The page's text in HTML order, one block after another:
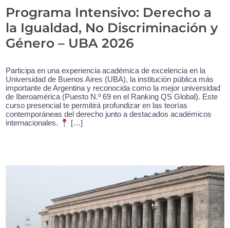
Programa Intensivo: Derecho a
la Igualdad, No Discriminación y
Género – UBA 2026
Participa en una experiencia académica de excelencia en la
Universidad de Buenos Aires (UBA), la institución pública más
importante de Argentina y reconocida como la mejor universidad
de Iberoamérica (Puesto N.º 69 en el Ranking QS Global). Este
curso presencial te permitirá profundizar en las teorías
contemporáneas del derecho junto a destacados académicos
internacionales.
[…]